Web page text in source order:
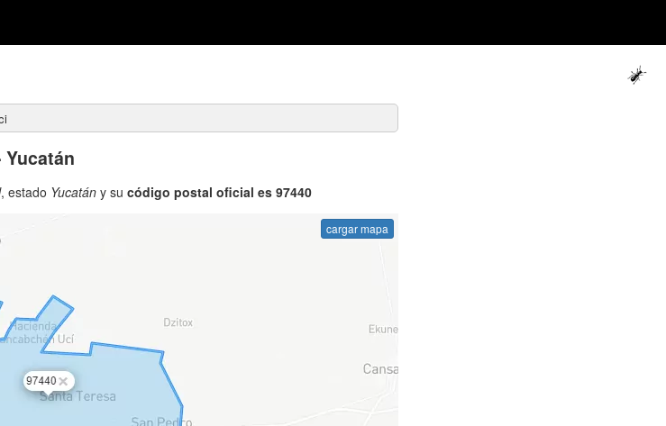
, estado Yucatán y su código postal oficial es 97440
cargar mapa